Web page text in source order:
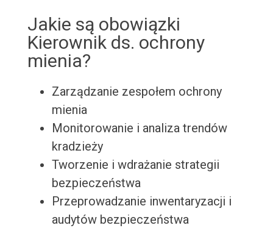
Jakie są obowiązki
Kierownik ds. ochrony
mienia?
Zarządzanie zespołem ochrony
mienia
Monitorowanie i analiza trendów
kradzieży
Tworzenie i wdrażanie strategii
bezpieczeństwa
Przeprowadzanie inwentaryzacji i
audytów bezpieczeństwa